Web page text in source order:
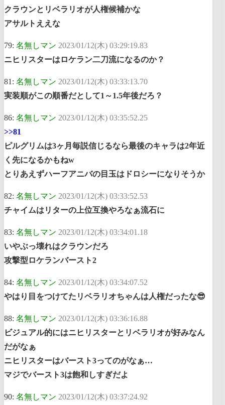
クラウンとリベラリオが人権候補かな
アサルトええな
79: 名無しマン 2023/01/12(木) 03:29:19.83
ニヒリスターはロケラン二刀流になるのか？
81: 名無しマン 2023/01/12(木) 03:33:13.70
実装順がこの順番だとして1～1.5年後だろ？
86: 名無しマン 2023/01/12(木) 03:35:52.25
>>81
ピルグリムは3ヶ月毎説信じるなら最後のキャラは2年近
く先になるかもねw
とりあえずハーフアニバの目玉はドロシーになりそうか
82: 名無しマン 2023/01/12(木) 03:33:52.53
チャイムはリターの上位互換やろなぁ流石に
83: 名無しマン 2023/01/12(木) 03:34:01.18
いやぶっ壊れはクラウンだろ
攻撃型ロケランバースト2
84: 名無しマン 2023/01/12(木) 03:34:07.52
やはり目をつけてたリベラリオちゃんは人権だったな😎
88: 名無しマン 2023/01/12(木) 03:36:16.88
ビジュアル的にはニヒリスターとリベラリオが好みなん
だがなぁ
ニヒリスターはバースト3ってのがなぁ…
マジでバースト3は飽和しすぎだよ
90: 名無しマン 2023/01/12(木) 03:37:24.92